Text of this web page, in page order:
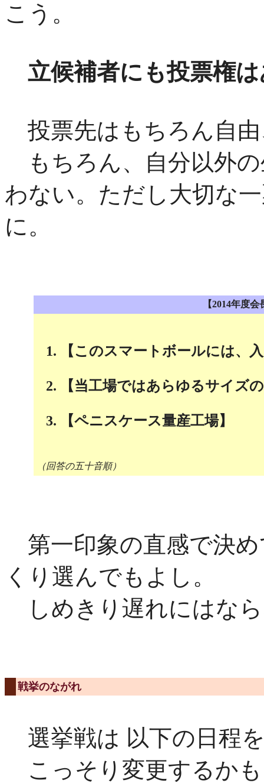
こう。
立候補者にも投票権
投票先はもちろん自
もちろん、自分以外
わない。ただし大切な
に。
【2014年度
【このスマートボールには、
【当工場ではあらゆるサイズ
【ペニスケース量産工場】
（回答の五十音順）
第一印象の直感で決
くり選んでもよし。
しめきり遅れにはな
戦挙のながれ
選挙戦は 以下の日程
こっそり変更するか